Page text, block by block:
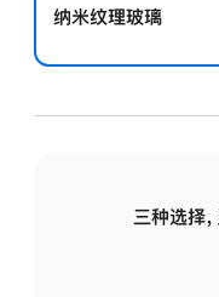
纳米纹理玻璃
三种选择